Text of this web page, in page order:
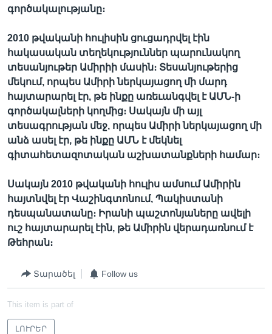
գործակալությանը։
2010 թվականի հուլիսին ցուցադրվել էին
հակասական տեղեկություններ պարունակող
տեսանյութեր Ամիրիի մասին։ Տեսանյութերից
մեկում, որպես Ամիրի ներկայացող մի մարդ
հայտարարել էր, թե ինքը առեւանգվել է ԱՄՆ-ի
գործակալների կողմից։ Սակայն մի այլ
տեսագրության մեջ, որպես Ամիրի ներկայացող մի
անձ ասել էր, թե ինքը ԱՄՆ է մեկնել
գիտահետազոտական աշխատանքների համար։
Սակայն 2010 թվականի հուլիս ամսում Ամիրին
հայտնվել էր Վաշինգտոնում, Պակիստանի
դեսպանատանը։ Իրանի պաշտոնյաները ավելի
ուշ հայտարարել էին, թե Ամիրին վերադառնում է
Թեհրան։
Տարածել Follow us
This item is part of
ԼՈՒՐԵՐ